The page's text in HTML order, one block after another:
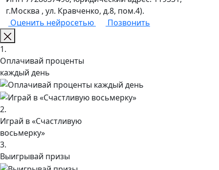
г.Москва , ул. Кравченко, д.8, пом.4).
Оценить нейросетью
Позвонить
1.
Оплачивай проценты
каждый день
2.
Играй в «Счастливую
восьмерку»
3.
Выигрывай призы